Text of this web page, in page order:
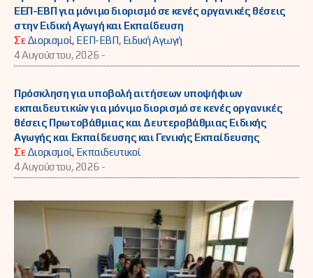
ΕΕΠ-ΕΒΠ για μόνιμο διορισμό σε κενές οργανικές θέσεις
στην Ειδική Αγωγή και Εκπαίδευση
ΣεΔιορισμοί, ΕΕΠ-ΕΒΠ, Ειδική Αγωγή
4 Αυγούστου, 2026 -
Πρόσκληση για υποβολή αιτήσεων υποψήφιων
εκπαιδευτικών για μόνιμο διορισμό σε κενές οργανικές
θέσεις Πρωτοβάθμιας και Δευτεροβάθμιας Ειδικής
Αγωγής και Εκπαίδευσης και Γενικής Εκπαίδευσης
ΣεΔιορισμοί, Εκπαιδευτικοί
4 Αυγούστου, 2026 -